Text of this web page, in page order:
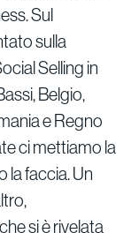
Sul
sulla
Selling in
Belgio,
e Regno
ci mettiamo la
la faccia. Un
si è rivelata